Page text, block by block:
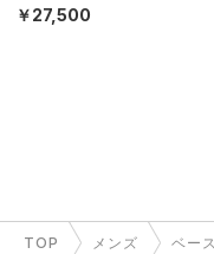
ーセンティック（ベースボー
￥27,500
TOP メンズ ベー